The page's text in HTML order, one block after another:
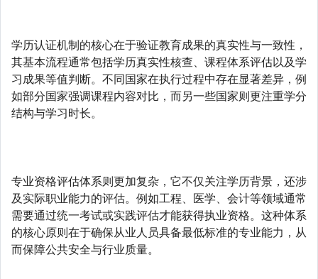
学历认证机制的核心在于验证教育成果的真实性与一致性，
其基本流程通常包括学历真实性核查、课程体系评估以及学
习成果等值判断。不同国家在执行过程中存在显著差异，例
如部分国家强调课程内容对比，而另一些国家则更注重学分
结构与学习时长。
专业资格评估体系则更加复杂，它不仅关注学历背景，还涉
及实际职业能力的评估。例如工程、医学、会计等领域通常
需要通过统一考试或实践评估才能获得执业资格。这种体系
的核心原则在于确保从业人员具备最低标准的专业能力，从
而保障公共安全与行业质量。